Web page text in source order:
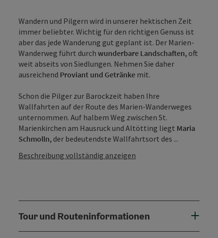
Wandern und Pilgern wird in unserer hektischen Zeit
immer beliebter. Wichtig für den richtigen Genuss ist
aber das jede Wanderung gut geplant ist. Der Marien-
Wanderweg führt durch wunderbare Landschaften, oft
weit abseits von Siedlungen. Nehmen Sie daher
ausreichend Proviant und Getränke mit.
Schon die Pilger zur Barockzeit haben Ihre
Wallfahrten auf der Route des Marien-Wanderweges
unternommen. Auf halbem Weg zwischen St.
Marienkirchen am Hausruck und Altötting liegt Maria
Schmolln, der bedeutendste Wallfahrtsort des ...
Beschreibung vollständig anzeigen
Tour und Routeninformationen